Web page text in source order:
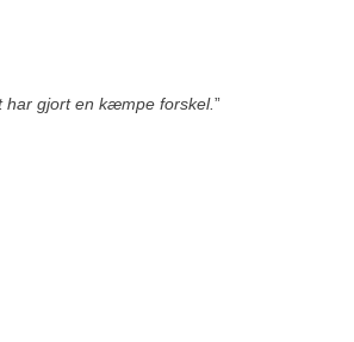
har gjort en kæmpe forskel.”